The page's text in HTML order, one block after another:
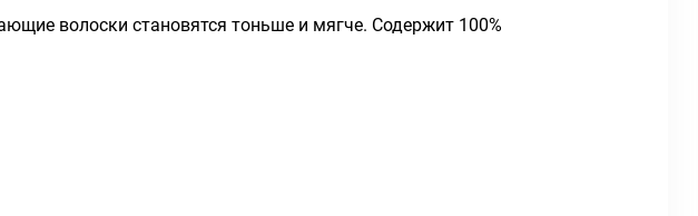
волоски становятся тоньше и мягче. Содержит 100%